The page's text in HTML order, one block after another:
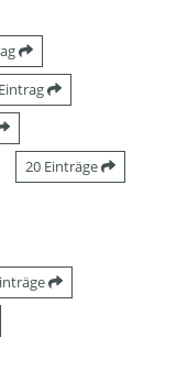
20 Einträge